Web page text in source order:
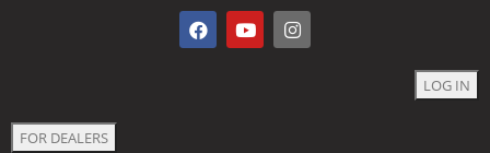
LOG IN
FOR DEALERS